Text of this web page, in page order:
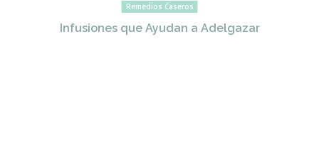
Remedios Caseros
Infusiones que Ayudan a Adelgazar